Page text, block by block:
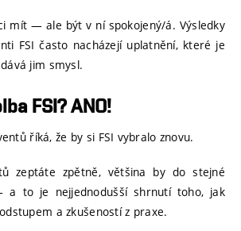
mít — ale být v ní spokojený/á. Výsledky
FSI často nacházejí uplatnění, které je
jim smysl.
FSI? ANO!
říká, že by si FSI vybralo znovu.
zeptáte zpětně, většina by do stejné
a to je nejjednodušší shrnutí toho, jak
a zkušeností z praxe.